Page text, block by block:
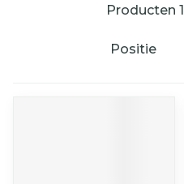
Producten 1
Sorteer op: